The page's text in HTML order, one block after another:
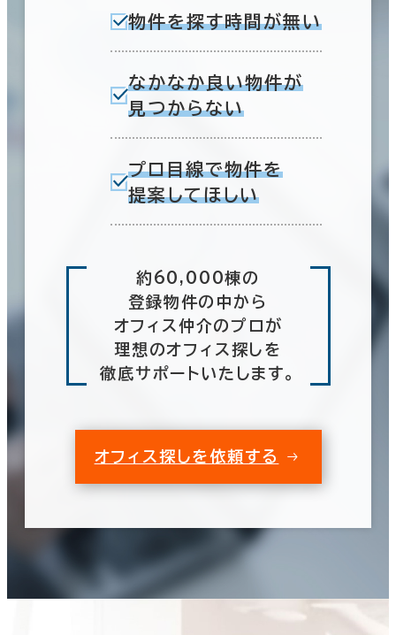
物件を探す時間が無い
なかなか良い物件が
見つからない
プロ目線で物件を
提案してほしい
約60,000棟の
登録物件の中から
オフィス仲介のプロが
理想のオフィス探しを
徹底サポートいたします。
オフィス探しを依頼する